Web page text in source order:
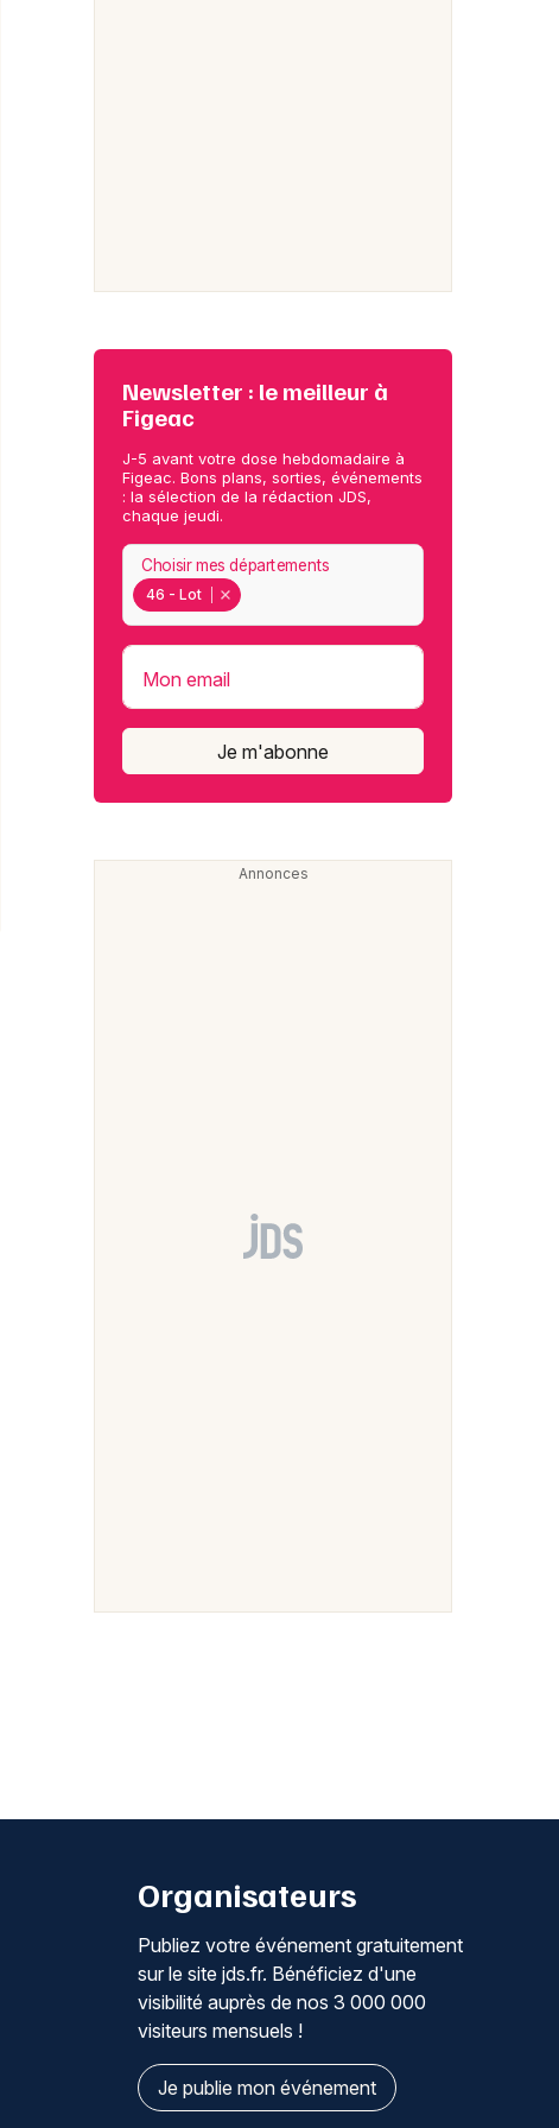
Newsletter : le meilleur à
Figeac
J-5 avant votre dose hebdomadaire à
Figeac. Bons plans, sorties, événements
: la sélection de la rédaction JDS,
chaque jeudi.
46 - Lot
Choisir mes départements
Mon email
Je m'abonne
Organisateurs
Publiez votre événement gratuitement
sur le site jds.fr. Bénéficiez d'une
visibilité auprès de nos 3 000 000
visiteurs mensuels !
Je publie mon événement